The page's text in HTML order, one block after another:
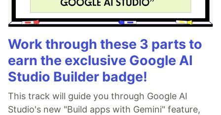
Work through these 3 parts to
earn the exclusive Google AI
Studio Builder badge!
This track will guide you through Google AI
Studio's new "Build apps with Gemini" feature,